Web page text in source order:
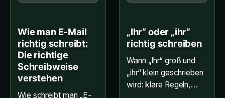
Wie man E-Mail
richtig schreibt:
Die richtige
Schreibweise
verstehen
Wie schreibt man „E-
„Ihr“ oder „ihr“
richtig schreiben
Wann „Ihr“ groß und
„ihr“ klein geschrieben
wird: klare Regeln,